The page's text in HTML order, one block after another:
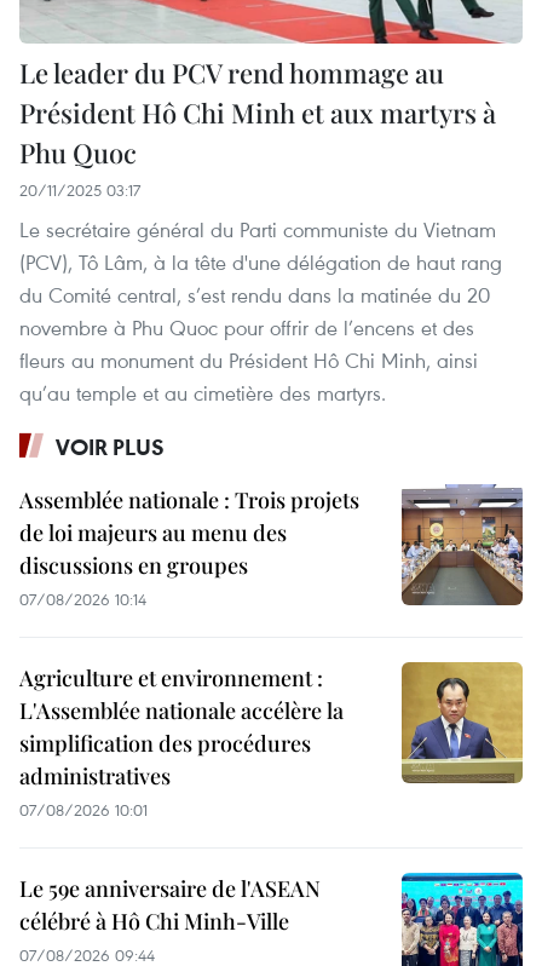
Le leader du PCV rend hommage au
Président Hô Chi Minh et aux martyrs à
Phu Quoc
20/11/2025 03:17
Le secrétaire général du Parti communiste du Vietnam
(PCV), Tô Lâm, à la tête d'une délégation de haut rang
du Comité central, s’est rendu dans la matinée du 20
novembre à Phu Quoc pour offrir de l’encens et des
fleurs au monument du Président Hô Chi Minh, ainsi
qu’au temple et au cimetière des martyrs.
VOIR PLUS
Assemblée nationale : Trois projets
de loi majeurs au menu des
discussions en groupes
07/08/2026 10:14
Agriculture et environnement :
L'Assemblée nationale accélère la
simplification des procédures
administratives
07/08/2026 10:01
Le 59e anniversaire de l'ASEAN
célébré à Hô Chi Minh-Ville
07/08/2026 09:44